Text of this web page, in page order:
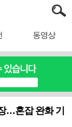
동영상
…혼잡 완화 기